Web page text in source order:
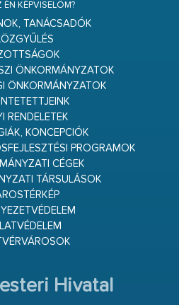
ÉN KÉPVISELŐM?
TANÁCSADÓK
ÖNKORMÁNYZATOK
ÖNKORMÁNYZATOK
RENDELETEK
KONCEPCIÓK
PROGRAMOK
CÉGEK
TÁRSULÁSOK
Hivatal